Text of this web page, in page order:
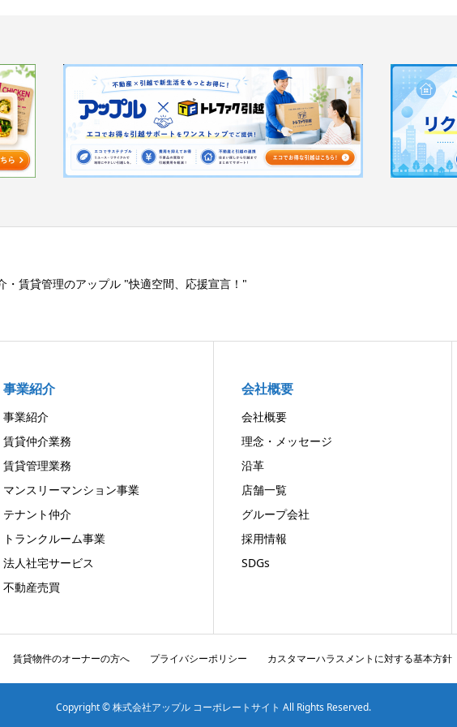
・賃貸管理のアップル "快適空間、応援宣言！"
事業紹介
事業紹介
賃貸仲介業務
賃貸管理業務
マンスリーマンション事業
テナント仲介
トランクルーム事業
法人社宅サービス
不動産売買
会社概要
会社概要
理念・メッセージ
沿革
店舗一覧
グループ会社
採用情報
SDGs
賃貸物件のオーナーの方へ プライバシーポリシー カスタマーハラスメントに対する基本方針
Copyright © 株式会社アップル コーポレートサイト All Rights Reserved.